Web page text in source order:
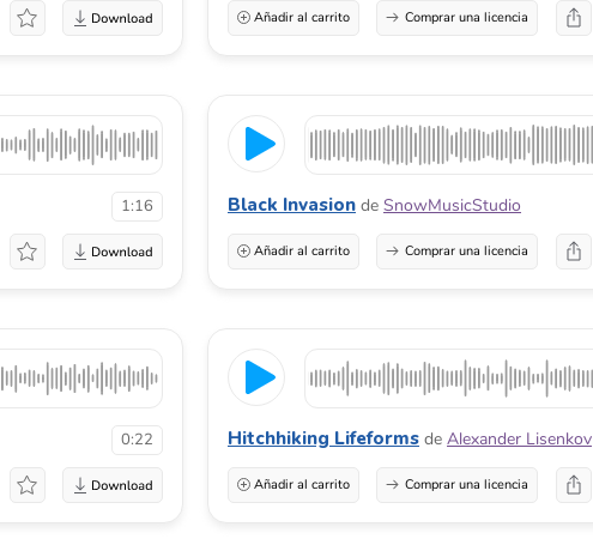
Añadir al carrito Comprar una licencia
1:16 Black Invasion de SnowMusicStudio
Añadir al carrito Comprar una licencia
0:22 Hitchhiking Lifeforms de Alexander Lisenkov
Añadir al carrito Comprar una licencia